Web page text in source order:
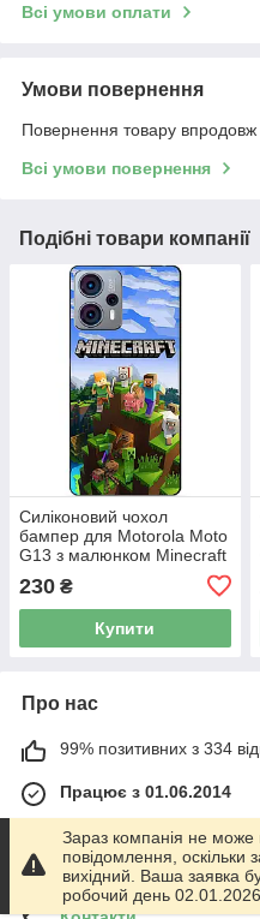
Всі умови оплати
Умови повернення
Повернення товару впродовж
Всі умови повернення
Подібні товари компанії
Силіконовий чохол
бампер для Motorola Moto
G13 з малюнком Minecraft
230 ₴
Купити
Про нас
99% позитивних з 334
Працює з 01.06.2014
м. Харків
График работы 10.00-
выходной!, Харків,
Зараз компанія не
повідомлення, оскільки
вихідний. Ваша заявка
робочий день 02.01.2026